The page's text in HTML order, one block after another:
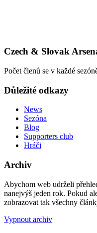
Czech & Slovak
Počet členů se v každé
Důležité odkazy
News
Sezóna
Blog
Supporters club
Hráči
Archiv
Abychom web udrželi
nanejvýš jeden rok. Pokud
zobrazovat tak všechny
Vypnout archiv